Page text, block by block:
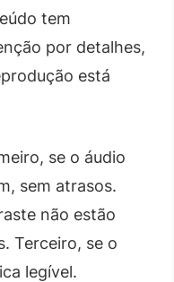
tem
por detalhes,
está
se o áudio
sem atrasos.
não estão
Terceiro, se o
legível.